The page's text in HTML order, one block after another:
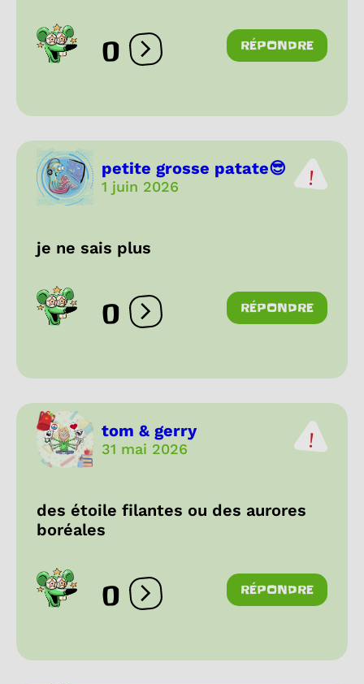
0 Ouvrir les réactions
RÉPONDRE
petite grosse patate😎
1 juin 2026
je ne sais plus
0 Ouvrir les réactions
RÉPONDRE
tom & gerry
31 mai 2026
des étoile filantes ou des aurores
boréales
0 Ouvrir les réactions
RÉPONDRE